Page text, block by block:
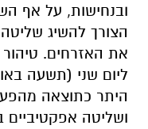
ובנחישות, על אף
הצורך להשיג
את האזרחים.
ליום שני (תשעה
היתר כתוצאה
ושליטה אפקטיביים